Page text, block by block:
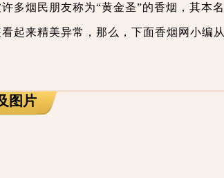
多烟民朋友称为“黄金圣”的香烟，其本
起来精美异常，那么，下面香烟网小编
图片